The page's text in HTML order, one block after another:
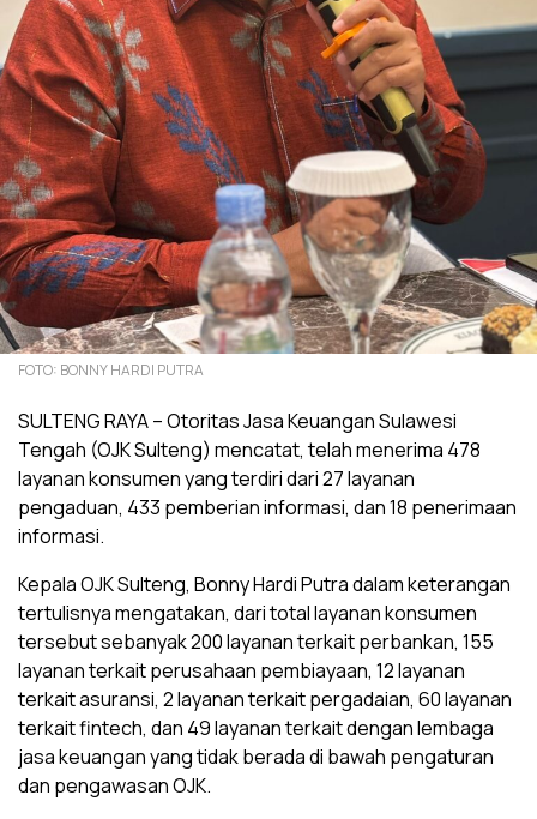
FOTO: BONNY HARDI PUTRA
SULTENG RAYA – Otoritas Jasa Keuangan Sulawesi
Tengah (OJK Sulteng) mencatat, telah menerima 478
layanan konsumen yang terdiri dari 27 layanan
pengaduan, 433 pemberian informasi, dan 18 penerimaan
informasi.
Kepala OJK Sulteng, Bonny Hardi Putra dalam keterangan
tertulisnya mengatakan, dari total layanan konsumen
tersebut sebanyak 200 layanan terkait perbankan, 155
layanan terkait perusahaan pembiayaan, 12 layanan
terkait asuransi, 2 layanan terkait pergadaian, 60 layanan
terkait fintech, dan 49 layanan terkait dengan lembaga
jasa keuangan yang tidak berada di bawah pengaturan
dan pengawasan OJK.